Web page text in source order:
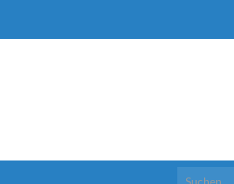
Search for: